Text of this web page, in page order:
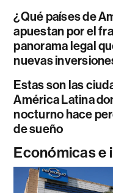
¿Qué países de
apuestan por el
panorama legal
nuevas
Estas son las
América Latina
nocturno hace
de sueño
Económicas e